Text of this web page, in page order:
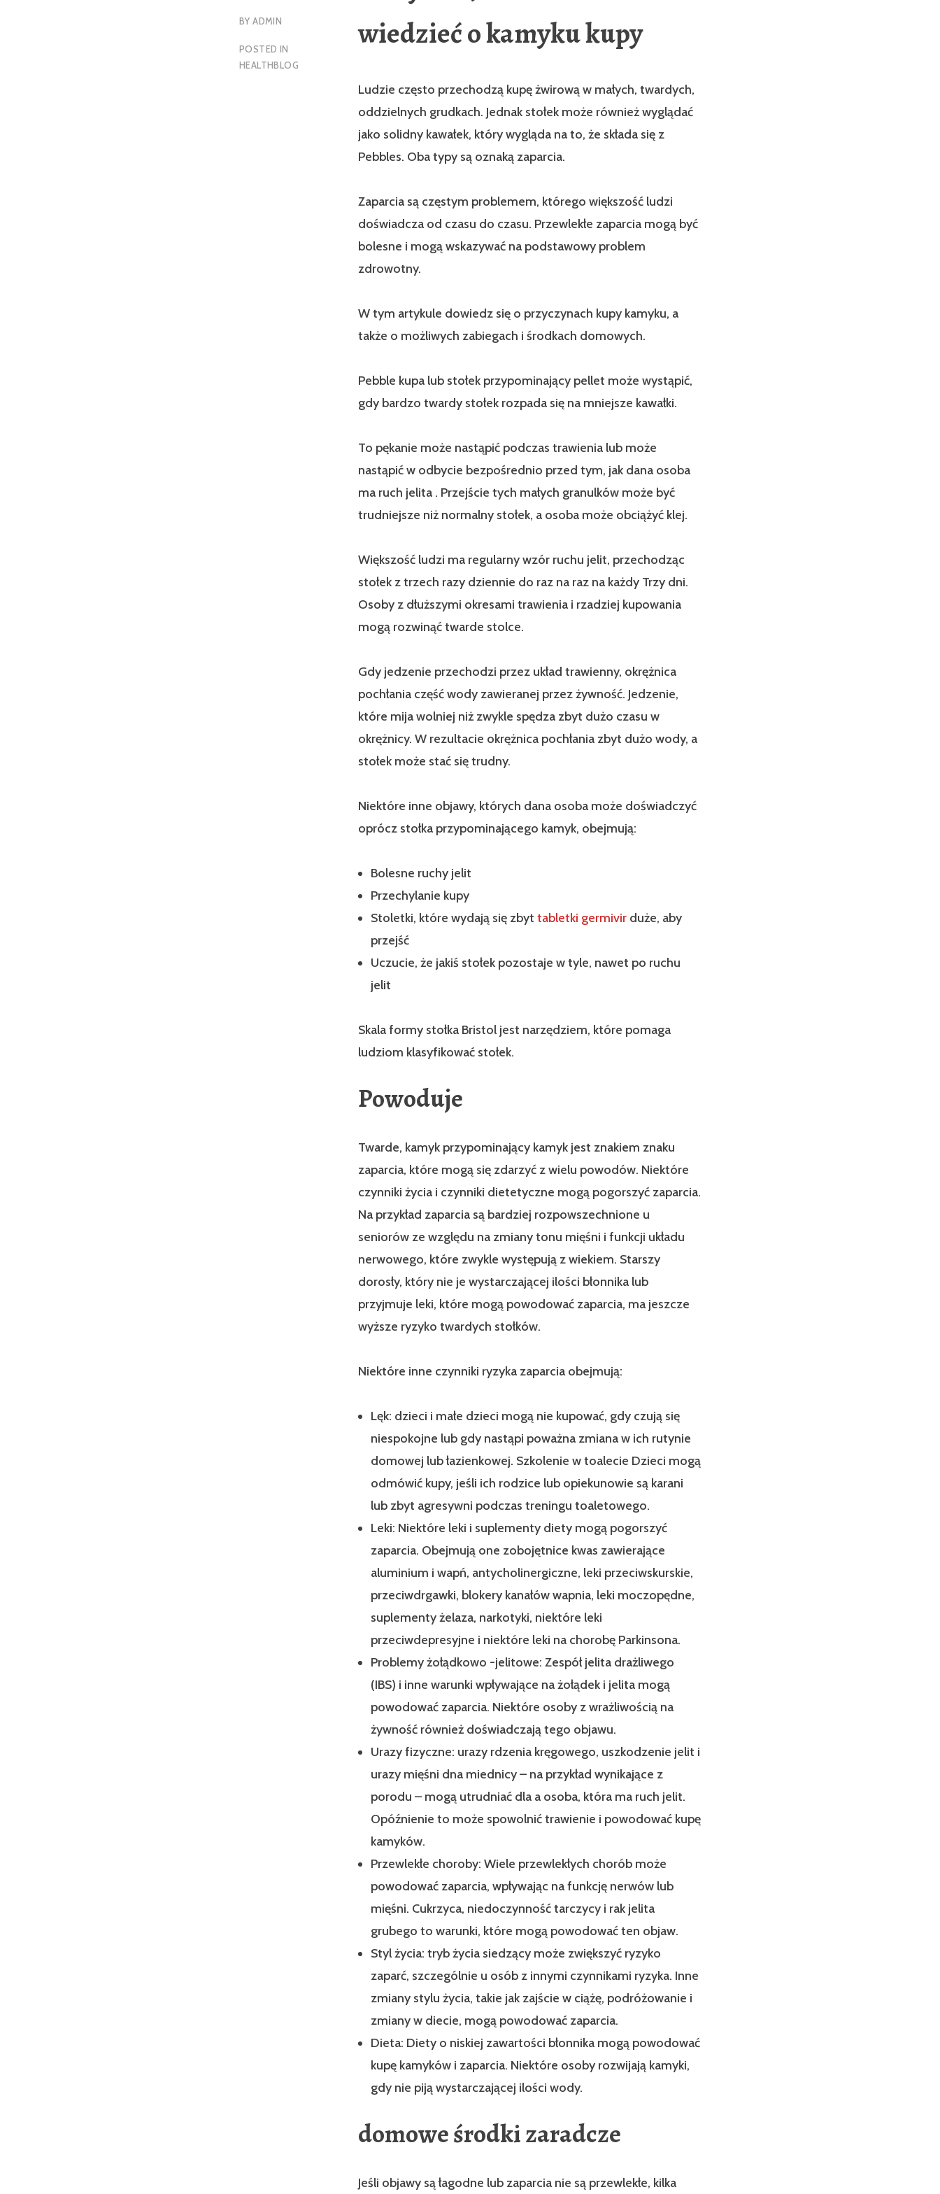
BYADMIN
POSTED IN
HEALTHBLOG
wiedzieć o kamyku kupy
Ludzie często przechodzą kupę żwirową w małych, twardych,
oddzielnych grudkach. Jednak stołek może również wyglądać
jako solidny kawałek, który wygląda na to, że składa się z
Pebbles. Oba typy są oznaką zaparcia.
Zaparcia są częstym problemem, którego większość ludzi
doświadcza od czasu do czasu. Przewlekłe zaparcia mogą być
bolesne i mogą wskazywać na podstawowy problem
zdrowotny.
W tym artykule dowiedz się o przyczynach kupy kamyku, a
także o możliwych zabiegach i środkach domowych.
Pebble kupa lub stołek przypominający pellet może wystąpić,
gdy bardzo twardy stołek rozpada się na mniejsze kawałki.
To pękanie może nastąpić podczas trawienia lub może
nastąpić w odbycie bezpośrednio przed tym, jak dana osoba
ma ruch jelita . Przejście tych małych granulków może być
trudniejsze niż normalny stołek, a osoba może obciążyć klej.
Większość ludzi ma regularny wzór ruchu jelit, przechodząc
stołek z trzech razy dziennie do raz na raz na każdy Trzy dni.
Osoby z dłuższymi okresami trawienia i rzadziej kupowania
mogą rozwinąć twarde stolce.
Gdy jedzenie przechodzi przez układ trawienny, okrężnica
pochłania część wody zawieranej przez żywność. Jedzenie,
które mija wolniej niż zwykle spędza zbyt dużo czasu w
okrężnicy. W rezultacie okrężnica pochłania zbyt dużo wody, a
stołek może stać się trudny.
Niektóre inne objawy, których dana osoba może doświadczyć
oprócz stołka przypominającego kamyk, obejmują:
Bolesne ruchy jelit
Przechylanie kupy
Stoletki, które wydają się zbyt tabletki germivir duże, aby
przejść
Uczucie, że jakiś stołek pozostaje w tyle, nawet po ruchu
jelit
Skala formy stołka Bristol jest narzędziem, które pomaga
ludziom klasyfikować stołek.
Powoduje
Twarde, kamyk przypominający kamyk jest znakiem znaku
zaparcia, które mogą się zdarzyć z wielu powodów. Niektóre
czynniki życia i czynniki dietetyczne mogą pogorszyć zaparcia.
Na przykład zaparcia są bardziej rozpowszechnione u
seniorów ze względu na zmiany tonu mięśni i funkcji układu
nerwowego, które zwykle występują z wiekiem. Starszy
dorosły, który nie je wystarczającej ilości błonnika lub
przyjmuje leki, które mogą powodować zaparcia, ma jeszcze
wyższe ryzyko twardych stołków.
Niektóre inne czynniki ryzyka zaparcia obejmują:
Lęk: dzieci i małe dzieci mogą nie kupować, gdy czują się
niespokojne lub gdy nastąpi poważna zmiana w ich rutynie
domowej lub łazienkowej. Szkolenie w toalecie Dzieci mogą
odmówić kupy, jeśli ich rodzice lub opiekunowie są karani
lub zbyt agresywni podczas treningu toaletowego.
Leki: Niektóre leki i suplementy diety mogą pogorszyć
zaparcia. Obejmują one zobojętnice kwas zawierające
aluminium i wapń, antycholinergiczne, leki przeciwskurskie,
przeciwdrgawki, blokery kanałów wapnia, leki moczopędne,
suplementy żelaza, narkotyki, niektóre leki
przeciwdepresyjne i niektóre leki na chorobę Parkinsona.
Problemy żołądkowo -jelitowe: Zespół jelita drażliwego
(IBS) i inne warunki wpływające na żołądek i jelita mogą
powodować zaparcia. Niektóre osoby z wrażliwością na
żywność również doświadczają tego objawu.
Urazy fizyczne: urazy rdzenia kręgowego, uszkodzenie jelit i
urazy mięśni dna miednicy – na przykład wynikające z
porodu – mogą utrudniać dla a osoba, która ma ruch jelit.
Opóźnienie to może spowolnić trawienie i powodować kupę
kamyków.
Przewlekłe choroby: Wiele przewlekłych chorób może
powodować zaparcia, wpływając na funkcję nerwów lub
mięśni. Cukrzyca, niedoczynność tarczycy i rak jelita
grubego to warunki, które mogą powodować ten objaw.
Styl życia: tryb życia siedzący może zwiększyć ryzyko
zaparć, szczególnie u osób z innymi czynnikami ryzyka. Inne
zmiany stylu życia, takie jak zajście w ciążę, podróżowanie i
zmiany w diecie, mogą powodować zaparcia.
Dieta: Diety o niskiej zawartości błonnika mogą powodować
kupę kamyków i zaparcia. Niektóre osoby rozwijają kamyki,
gdy nie piją wystarczającej ilości wody.
domowe środki zaradcze
Jeśli objawy są łagodne lub zaparcia nie są przewlekłe, kilka